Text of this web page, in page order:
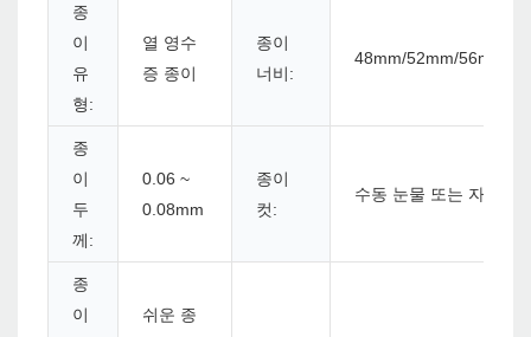
종
이
유
형:
열 영수
증 종이
종이
너비:
48mm/52mm/56mm/
종
이
두
께:
0.06 ~
0.08mm
종이
컷:
수동 눈물 또는 자동 커
종
이
쉬운 종